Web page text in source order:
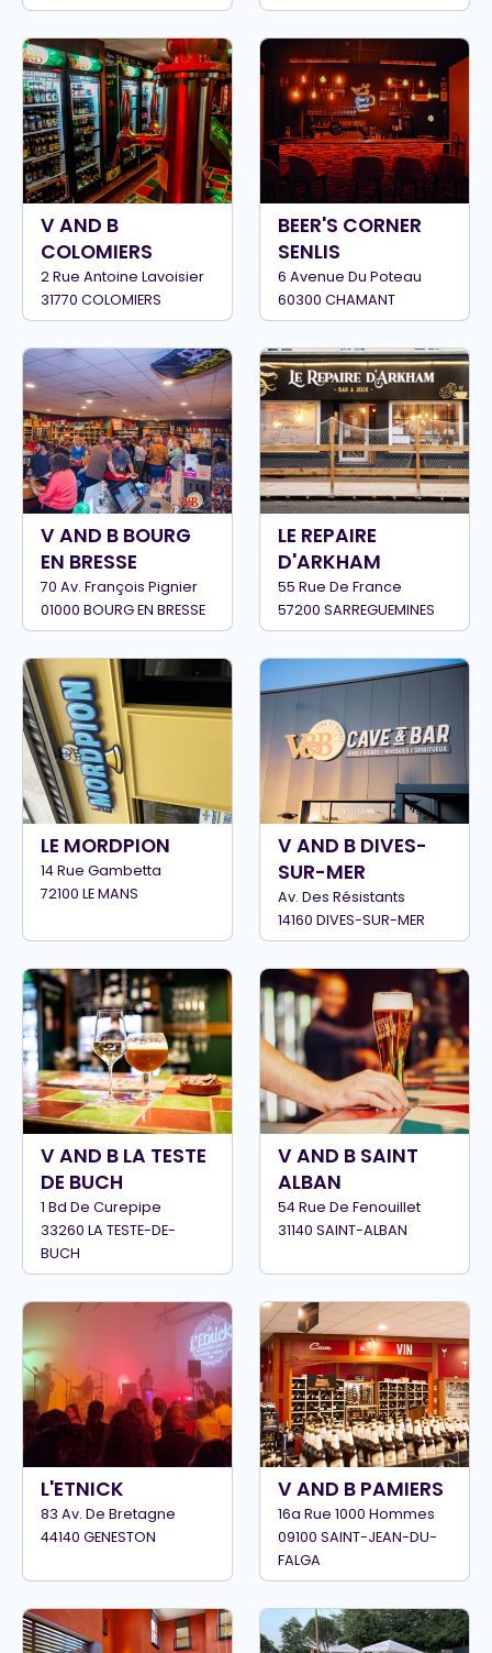
V AND B
COLOMIERS
2 Rue Antoine Lavoisier
31770 COLOMIERS
BEER'S CORNER
SENLIS
6 Avenue Du Poteau
60300 CHAMANT
V AND B BOURG
EN BRESSE
70 Av. François Pignier
01000 BOURG EN BRESSE
LE REPAIRE
D'ARKHAM
55 Rue De France
57200 SARREGUEMINES
LE MORDPION
14 Rue Gambetta
72100 LE MANS
V AND B DIVES-
SUR-MER
Av. Des Résistants
14160 DIVES-SUR-MER
V AND B LA TESTE
DE BUCH
1 Bd De Curepipe
33260 LA TESTE-DE-
BUCH
V AND B SAINT
ALBAN
54 Rue De Fenouillet
31140 SAINT-ALBAN
L'ETNICK
83 Av. De Bretagne
44140 GENESTON
V AND B PAMIERS
16a Rue 1000 Hommes
09100 SAINT-JEAN-DU-
FALGA